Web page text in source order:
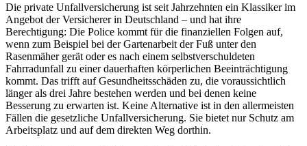
Die private Unfallversicherung ist seit Jahrzehnten ein Klassiker im
Angebot der Versicherer in Deutschland – und hat ihre
Berechtigung: Die Police kommt für die finanziellen Folgen auf,
wenn zum Beispiel bei der Gartenarbeit der Fuß unter den
Rasenmäher gerät oder es nach einem selbstverschuldeten
Fahrradunfall zu einer dauerhaften körperlichen Beeinträchtigung
kommt. Das trifft auf Gesundheitsschäden zu, die voraussichtlich
länger als drei Jahre bestehen werden und bei denen keine
Besserung zu erwarten ist. Keine Alternative ist in den allermeisten
Fällen die gesetzliche Unfallversicherung. Sie bietet nur Schutz am
Arbeitsplatz und auf dem direkten Weg dorthin.